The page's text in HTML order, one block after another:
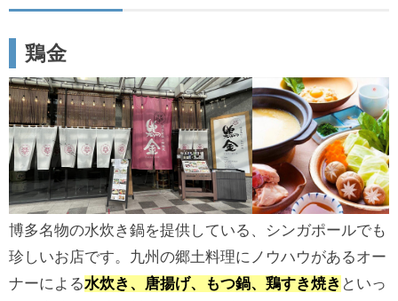
鶏金
博多名物の水炊き鍋を提供している、シンガポールでも
珍しいお店です。九州の郷土料理にノウハウがあるオー
ナーによる水炊き、唐揚げ、もつ鍋、鶏すき焼き といっ